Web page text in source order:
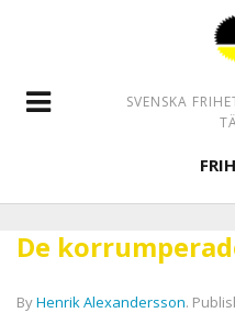
SVENSKA
De
ByHenrik Alexandersson.